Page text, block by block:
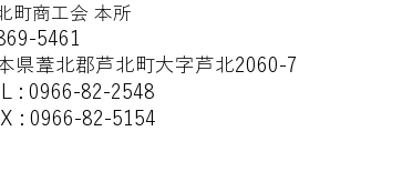
町商工会 本所
5461
県葦北郡芦北町大字芦北2060-7
: 0966-82-2548
: 0966-82-5154